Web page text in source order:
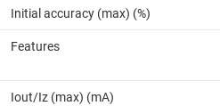
Initial accuracy (max) (%)
Features
Iout/Iz (max) (mA)